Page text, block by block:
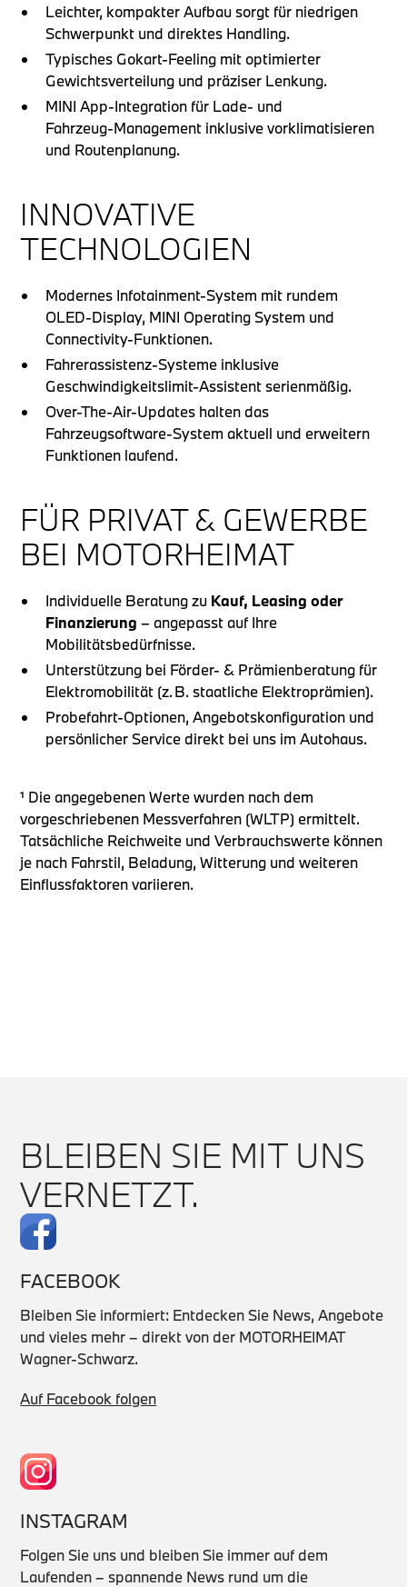
Leichter, kompakter Aufbau sorgt für niedrigen
Schwerpunkt und direktes Handling.
Typisches Gokart‑Feeling mit optimierter
Gewichtsverteilung und präziser Lenkung.
MINI App‑Integration für Lade‑ und
Fahrzeug‑Management inklusive vorklimatisieren
und Routenplanung.
INNOVATIVE
TECHNOLOGIEN
Modernes Infotainment‑System mit rundem
OLED‑Display, MINI Operating System und
Connectivity‑Funktionen.
Fahrerassistenz‑Systeme inklusive
Geschwindigkeitslimit‑Assistent serienmäßig.
Over‑The‑Air‑Updates halten das
Fahrzeugsoftware‑System aktuell und erweitern
Funktionen laufend.
FÜR PRIVAT & GEWERBE
BEI MOTORHEIMAT
Individuelle Beratung zu Kauf, Leasing oder
Finanzierung – angepasst auf Ihre
Mobilitätsbedürfnisse.
Unterstützung bei Förder‑ & Prämienberatung für
Elektromobilität (z. B. staatliche Elektroprämien).
Probefahrt‑Optionen, Angebotskonfiguration und
persönlicher Service direkt bei uns im Autohaus.
¹ Die angegebenen Werte wurden nach dem
vorgeschriebenen Messverfahren (WLTP) ermittelt.
Tatsächliche Reichweite und Verbrauchswerte können
je nach Fahrstil, Beladung, Witterung und weiteren
Einflussfaktoren variieren.
BLEIBEN SIE MIT UNS
VERNETZT.
FACEBOOK
Bleiben Sie informiert: Entdecken Sie News, Angebote
und vieles mehr – direkt von der MOTORHEIMAT
Wagner-Schwarz.
Auf Facebook folgen
INSTAGRAM
Folgen Sie uns und bleiben Sie immer auf dem
Laufenden – spannende News rund um die